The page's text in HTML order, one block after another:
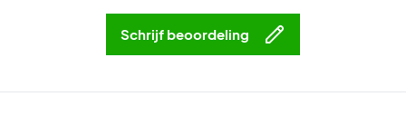
Schrijf beoordeling